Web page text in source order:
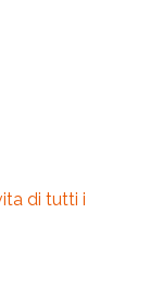
di tutti i